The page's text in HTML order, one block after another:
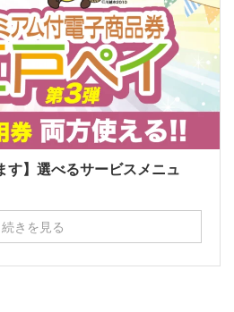
す】選べるサービスメニュ
続きを見る